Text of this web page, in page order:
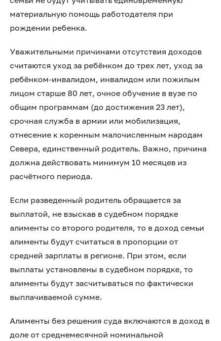
материальную помощь работодателя при
рождении ребенка.
Уважительными причинами отсутствия доходов
считаются уход за ребёнком до трех лет, уход за
ребёнком-инвалидом, инвалидом или пожилым
лицом старше 80 лет, очное обучение в вузе по
общим программам (до достижения 23 лет),
срочная служба в армии или мобилизация,
отнесение к коренным малочисленным народам
Севера, единственный родитель. Важно, причина
должна действовать минимум 10 месяцев из
расчётного периода.
Если разведенный родитель обращается за
выплатой, не взыскав в судебном порядке
алименты со второго родителя, то в доход семьи
алименты будут считаться в пропорции от
средней зарплаты в регионе. При этом, если
выплаты установлены в судебном порядке, то
алименты будут засчитываться по фактически
выплачиваемой сумме.
Алименты без решения суда включаются в доход в
доле от среднемесячной номинальной